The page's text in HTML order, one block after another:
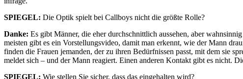
SPIEGEL: Die Optik spielt bei Callboys nicht die größte Rolle?
Danke: Es gibt Männer, die eher durchschnittlich aussehen, aber
meisten gibt es ein Vorstellungsvideo, damit man erkennt, wie der Mann
finden die Frauen jemanden, der zu ihren Bedürfnissen passt, mit dem sie
meldet sich – und der Mann reagiert. Einen anderen Kontakt gibt es nicht.
SPIEGEL: Wie stellen Sie sicher, dass das eingehalten wird?